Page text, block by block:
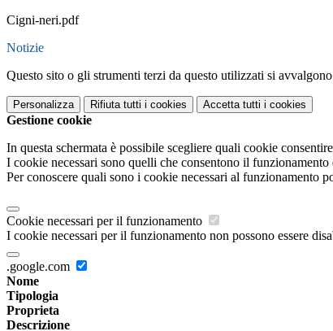
Cigni-neri.pdf
Notizie
Questo sito o gli strumenti terzi da questo utilizzati si
Personalizza Rifiuta tutti i cookies Accetta tutti i cookies
Gestione cookie
In questa schermata è possibile scegliere quali cookie
I cookie necessari sono quelli che consentono il
Per conoscere quali sono i cookie necessari al funzionamento
Cookie necessari per il funzionamento
I cookie necessari per il funzionamento non possono essere
.google.com
Nome
Tipologia
Proprieta
Descrizione